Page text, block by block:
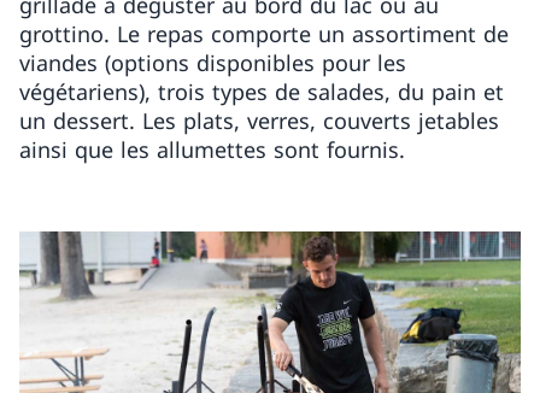
grottino. Le repas comporte un assortiment de
viandes (options disponibles pour les
végétariens), trois types de salades, du pain et
un dessert. Les plats, verres, couverts jetables
ainsi que les allumettes sont fournis.